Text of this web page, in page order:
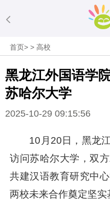
首页>>高校
黑龙江外国语学
苏哈尔大学
2025-10-29 09:15:56
10月20日，黑龙
访问苏哈尔大学，双
共建汉语教育研究中
两校未来合作奠定坚实